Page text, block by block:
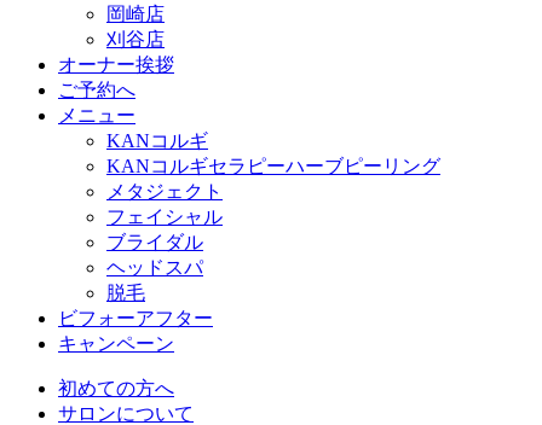
岡崎店
刈谷店
オーナー挨拶
ご予約へ
メニュー
KANコルギ
KANコルギセラピーハーブピーリング
メタジェクト
フェイシャル
ブライダル
ヘッドスパ
脱毛
ビフォーアフター
キャンペーン
初めての方へ
サロンについて